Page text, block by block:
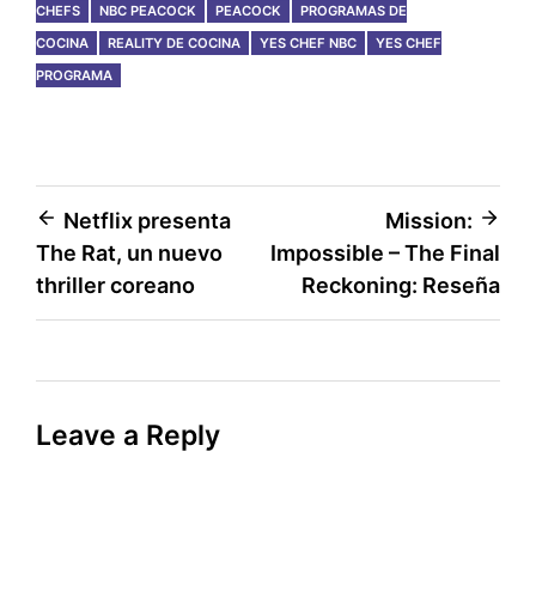
CHEFS
NBC PEACOCK PEACOCK
PROGRAMAS DE
COCINA
REALITY DE COCINA YES CHEF NBC
YES CHEF
PROGRAMA
Post
navigation
Netflix presenta
The Rat, un nuevo
thriller coreano
Mission:
Impossible – The Final
Reckoning: Reseña
Leave a Reply